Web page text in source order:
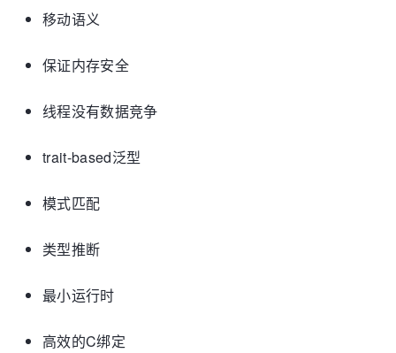
移动语义
保证内存安全
线程没有数据竞争
trait-based泛型
模式匹配
类型推断
最小运行时
高效的C绑定